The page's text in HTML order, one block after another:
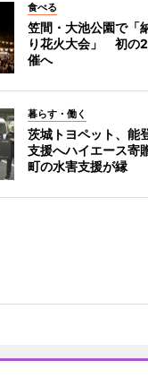
食べる
笠間・大池公園で「
り花火大会」 初の
催へ
暮らす・働く
茨城トヨペット、能
支援へハイエース
町の水害支援が縁